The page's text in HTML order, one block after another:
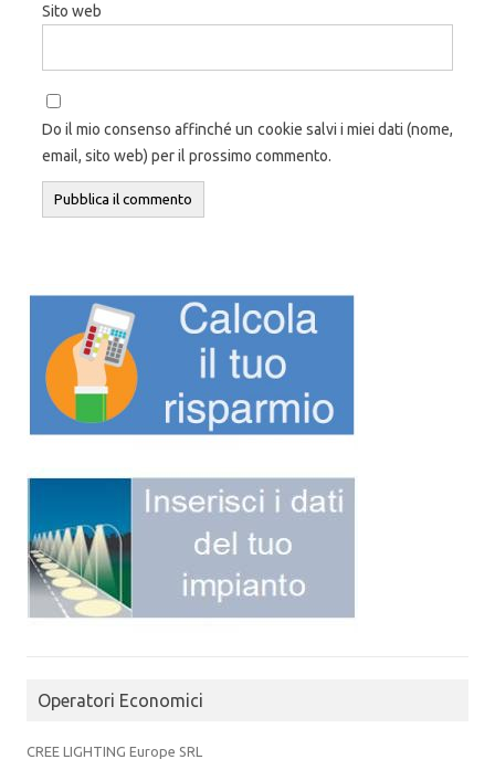
Sito web
Do il mio consenso affinché un cookie salvi i miei dati (nome,
email, sito web) per il prossimo commento.
Operatori Economici
CREE LIGHTING Europe SRL